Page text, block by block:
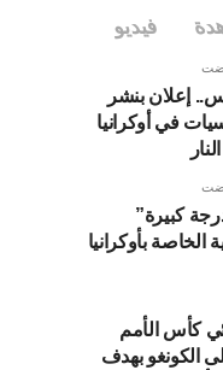
فيديو
إعلان بنشر
في أوكرانيا
كبيرة”
الخاصة بأوكرانيا
كأس الأمم
الكونغو بهدف